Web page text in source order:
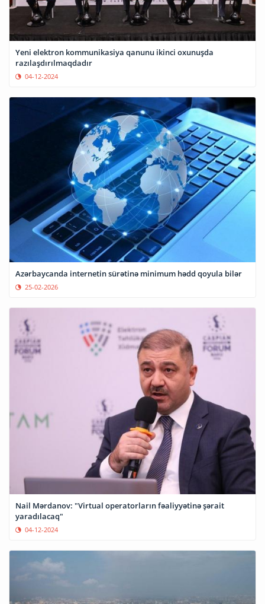
Yeni elektron kommunikasiya qanunu ikinci oxunuşda
razılaşdırılmaqdadır
04-12-2024
Azərbaycanda internetin sürətinə minimum hədd qoyula bilər
25-02-2026
Nail Mərdanov: "Virtual operatorların fəaliyyətinə şərait
yaradılacaq"
04-12-2024